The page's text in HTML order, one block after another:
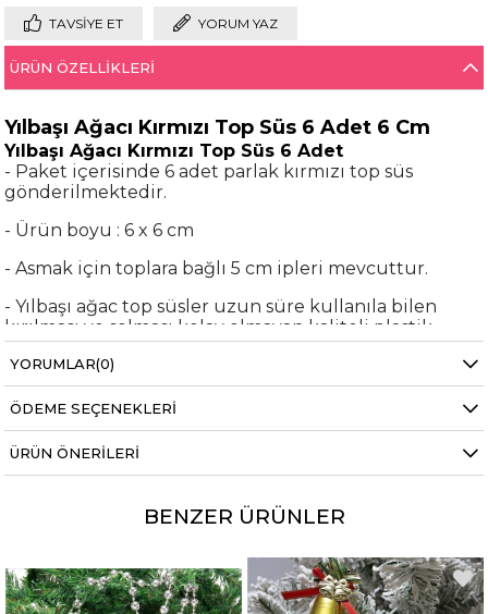
TAVSIYE ET YORUM YAZ
ÜRÜN ÖZELLIKLERI
Yılbaşı Ağacı Kırmızı Top Süs 6 Adet 6 Cm
Yılbaşı Ağacı Kırmızı Top Süs 6 Adet
- Paket içerisinde 6 adet parlak kırmızı top süs
gönderilmektedir.
- Ürün boyu : 6 x 6 cm
- Asmak için toplara bağlı 5 cm ipleri mevcuttur.
- Yılbaşı ağac top süsler uzun süre kullanıla bilen
kırılması ve solması kolay olmayan kaliteli plastik
malzemeden yapılmıştır.
YORUMLAR(0)
ÖDEME SEÇENEKLERI
ÜRÜN ÖNERILERI
BENZER ÜRÜNLER